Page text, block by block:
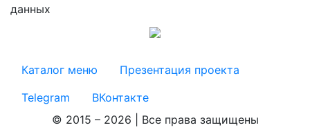
данных
Каталог меню
Презентация проекта
Telegram
ВКонтакте
© 2015 – 2026 | Все права защищены